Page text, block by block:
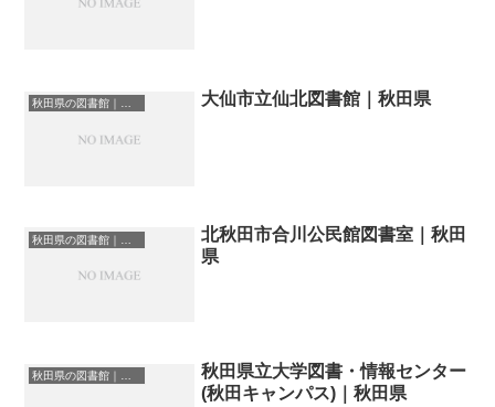
大仙市立仙北図書館｜秋田県
北秋田市合川公民館図書室｜秋田
県
秋田県の図書館｜勉強できる場所
秋田県立大学図書・情報センター
(秋田キャンパス)｜秋田県